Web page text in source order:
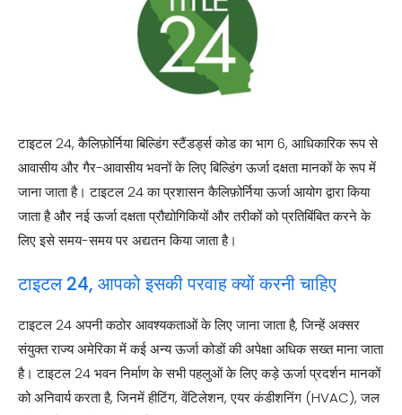
टाइटल 24, कैलिफ़ोर्निया बिल्डिंग स्टैंडर्ड्स कोड का भाग 6, आधिकारिक रूप से
आवासीय और गैर-आवासीय भवनों के लिए बिल्डिंग ऊर्जा दक्षता मानकों के रूप में
जाना जाता है। टाइटल 24 का प्रशासन कैलिफ़ोर्निया ऊर्जा आयोग द्वारा किया
जाता है और नई ऊर्जा दक्षता प्रौद्योगिकियों और तरीकों को प्रतिबिंबित करने के
लिए इसे समय-समय पर अद्यतन किया जाता है।
टाइटल 24, आपको इसकी परवाह क्यों करनी चाहिए
टाइटल 24 अपनी कठोर आवश्यकताओं के लिए जाना जाता है, जिन्हें अक्सर
संयुक्त राज्य अमेरिका में कई अन्य ऊर्जा कोडों की अपेक्षा अधिक सख्त माना जाता
है। टाइटल 24 भवन निर्माण के सभी पहलुओं के लिए कड़े ऊर्जा प्रदर्शन मानकों
को अनिवार्य करता है, जिनमें हीटिंग, वेंटिलेशन, एयर कंडीशनिंग (HVAC), जल